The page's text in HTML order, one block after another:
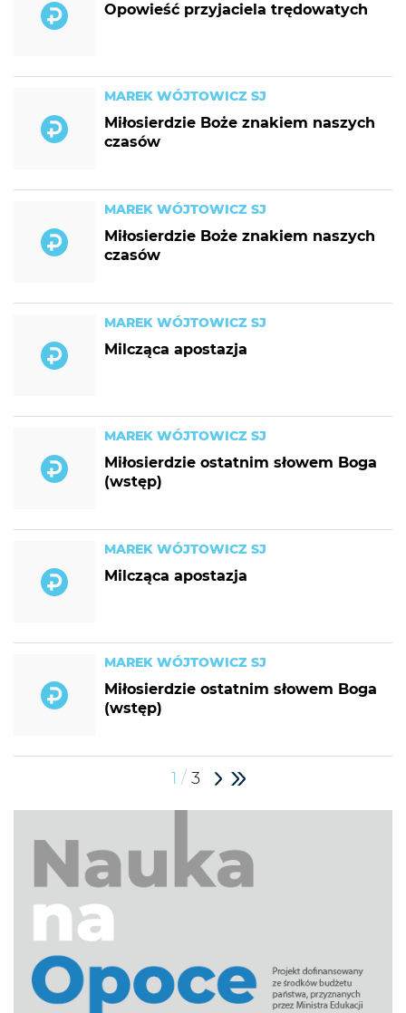
Opowieść przyjaciela trędowatych
MAREK WÓJTOWICZ SJ
Miłosierdzie Boże znakiem naszych
czasów
MAREK WÓJTOWICZ SJ
Miłosierdzie Boże znakiem naszych
czasów
MAREK WÓJTOWICZ SJ
Milcząca apostazja
MAREK WÓJTOWICZ SJ
Miłosierdzie ostatnim słowem Boga
(wstęp)
MAREK WÓJTOWICZ SJ
Milcząca apostazja
MAREK WÓJTOWICZ SJ
Miłosierdzie ostatnim słowem Boga
(wstęp)
1 / 3